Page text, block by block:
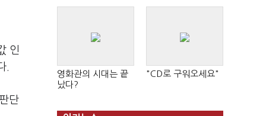
인
.
단
영화관의 시대는 끝
났다?
"CD로 구워오세요"